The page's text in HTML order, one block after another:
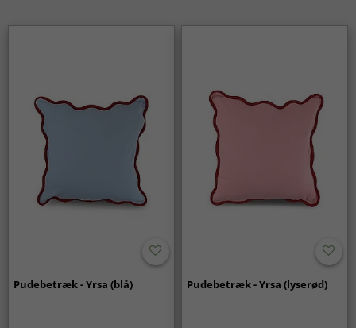
Pudebetræk - Yrsa (blå) Pudebetræk - Yrsa (lyserød)